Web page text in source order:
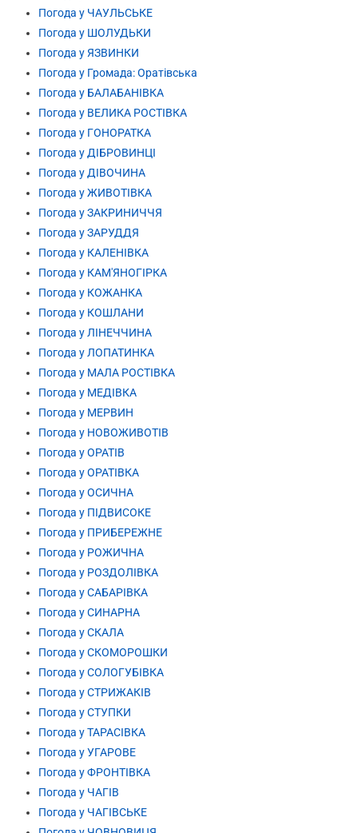
Погода у ЧАУЛЬСЬКЕ
Погода у ШОЛУДЬКИ
Погода у ЯЗВИНКИ
Погода у Громада: Оратівська
Погода у БАЛАБАНІВКА
Погода у ВЕЛИКА РОСТІВКА
Погода у ГОНОРАТКА
Погода у ДІБРОВИНЦІ
Погода у ДІВОЧИНА
Погода у ЖИВОТІВКА
Погода у ЗАКРИНИЧЧЯ
Погода у ЗАРУДДЯ
Погода у КАЛЕНІВКА
Погода у КАМ'ЯНОГІРКА
Погода у КОЖАНКА
Погода у КОШЛАНИ
Погода у ЛІНЕЧЧИНА
Погода у ЛОПАТИНКА
Погода у МАЛА РОСТІВКА
Погода у МЕДІВКА
Погода у МЕРВИН
Погода у НОВОЖИВОТІВ
Погода у ОРАТІВ
Погода у ОРАТІВКА
Погода у ОСИЧНА
Погода у ПІДВИСОКЕ
Погода у ПРИБЕРЕЖНЕ
Погода у РОЖИЧНА
Погода у РОЗДОЛІВКА
Погода у САБАРІВКА
Погода у СИНАРНА
Погода у СКАЛА
Погода у СКОМОРОШКИ
Погода у СОЛОГУБІВКА
Погода у СТРИЖАКІВ
Погода у СТУПКИ
Погода у ТАРАСІВКА
Погода у УГАРОВЕ
Погода у ФРОНТІВКА
Погода у ЧАГІВ
Погода у ЧАГІВСЬКЕ